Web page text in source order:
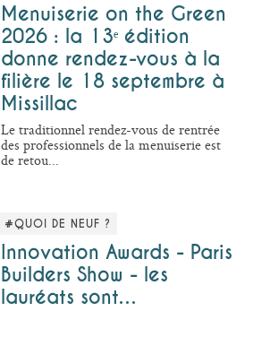
Menuiserie on the Green
2026 : la 13ᵉ édition
donne rendez-vous à la
filière le 18 septembre à
Missillac
Le traditionnel rendez-vous de rentrée
des professionnels de la menuiserie est
de retou...
#QUOI DE NEUF ?
Innovation Awards - Paris
Builders Show - les
lauréats sont…